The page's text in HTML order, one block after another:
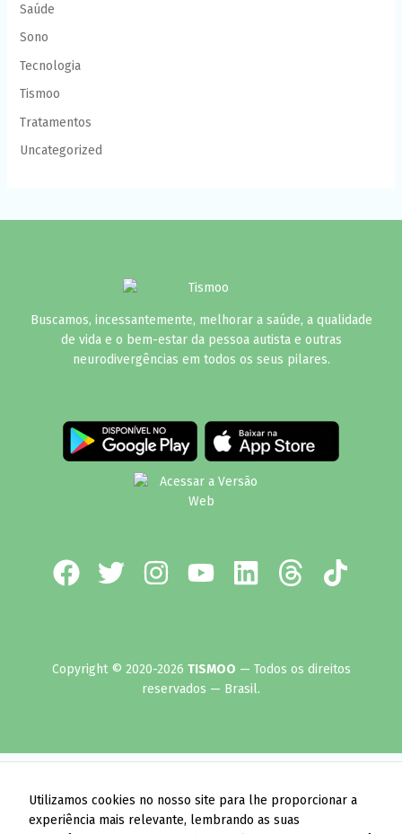
Saúde
Sono
Tecnologia
Tismoo
Tratamentos
Uncategorized
Buscamos, incessantemente, melhorar a saúde, a qualidade
de vida e o bem-estar da pessoa autista e outras
neurodivergências em todos os seus pilares.
Copyright © 2020-2026 TISMOO — Todos os direitos
reservados — Brasil.
Utilizamos cookies no nosso site para lhe proporcionar a
experiência mais relevante, lembrando as suas